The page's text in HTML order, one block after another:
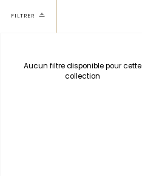
FILTRER
Aucun filtre disponible pour cette
collection